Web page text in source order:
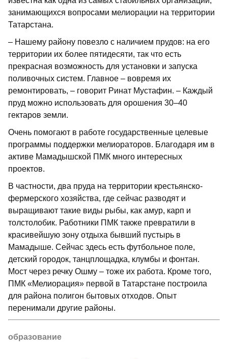
занимающихся вопросами мелиорации на территории
Татарстана.
– Нашему району повезло с наличием прудов: на его
территории их более пятидесяти, так что есть
прекрасная возможность для установки и запуска
поливочных систем. Главное – вовремя их
ремонтировать, – говорит Ринат Мустафин. – Каждый
пруд можно использовать для орошения 30–40
гектаров земли.
Очень помогают в работе государственные целевые
программы поддержки мелиораторов. Благодаря им в
активе Мамадышской ПМК много интересных
проектов.
В частности, два пруда на территории крестьянско-
фермерского хозяйства, где сейчас разводят и
выращивают такие виды рыбы, как амур, карп и
толстолобик. Работники ПМК также превратили в
красивейшую зону отдыха бывший пустырь в
Мамадыше. Сейчас здесь есть футбольное поле,
детский городок, танцплощадка, клумбы и фонтан.
Мост через речку Ошму – тоже их работа. Кроме того,
ПМК «Мелиорация» первой в Татарстане построила
для района полигон бытовых отходов. Опыт
перенимали другие районы.
образование